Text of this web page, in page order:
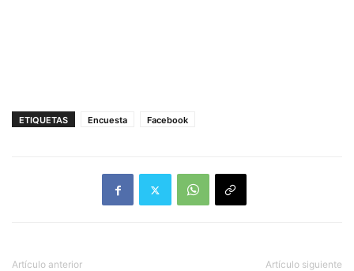
ETIQUETAS Encuesta Facebook
Artículo anterior Artículo siguiente